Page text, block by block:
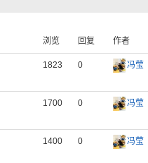
浏览
回复 作者
1823 0 冯莹
1700 0 冯莹
1400 0 冯莹